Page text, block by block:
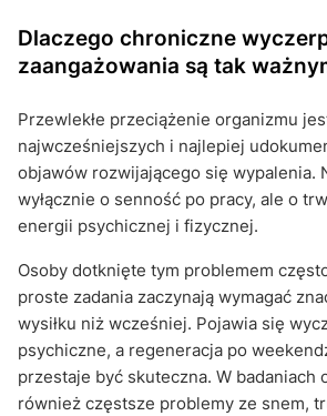
Dlaczego chroniczne
zaangażowania są tak
Przewlekłe przeciążenie organizmu
najwcześniejszych i najlepiej
objawów rozwijającego się wypalenia.
wyłącznie o senność po pracy, ale o
energii psychicznej i fizycznej.
Osoby dotknięte tym problemem
proste zadania zaczynają wymagać
wysiłku niż wcześniej. Pojawia się
psychiczne, a regeneracja po
przestaje być skuteczna. W badaniach
również częstsze problemy ze snem,